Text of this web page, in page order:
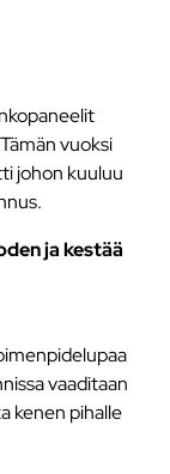
vuoksi
johon kuuluu
ja kestää
vaaditaan
kenen pihalle